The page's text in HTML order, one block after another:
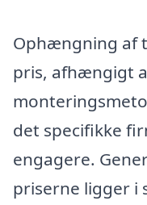
Ophængning af
pris, afhængigt
det specifikke
engagere.
priserne ligger i